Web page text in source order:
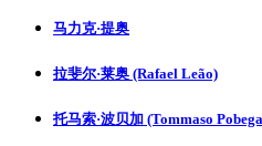
马力克·提奥
拉斐尔·莱奥 (Rafael Leão)
托马索·波贝加 (Tommaso